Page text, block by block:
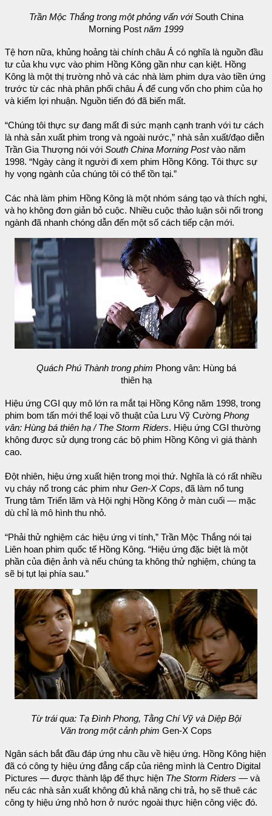
Trần Mộc Thắng trong một phỏng vấn vớiSouth China
Morning Post năm 1999
Tệ hơn nữa, khủng hoảng tài chính châu Á có nghĩa là nguồn đầu
tư của khu vực vào phim Hồng Kông gần như cạn kiệt. Hồng
Kông là một thị trường nhỏ và các nhà làm phim dựa vào tiền ứng
trước từ các nhà phân phối châu Á để cung vốn cho phim của họ
và kiếm lợi nhuận. Nguồn tiến đó đã biến mất.
“Chúng tôi thực sự đang mất đi sức mạnh cạnh tranh với tư cách
là nhà sản xuất phim trong và ngoài nước,” nhà sản xuất/đạo diễn
Trần Gia Thượng nói với South China Morning Postvào năm
1998. “Ngày càng ít người đi xem phim Hồng Kông. Tôi thực sự
hy vọng ngành của chúng tôi có thể tồn tại.”
Các nhà làm phim Hồng Kông là một nhóm sáng tạo và thích nghi,
và họ không đơn giản bỏ cuộc. Nhiều cuộc thảo luận sôi nổi trong
ngành đã nhanh chóng dẫn đến một số cách tiếp cận mới.
Quách Phú Thành trong phim Phong vân: Hùng bá
thiên hạ
Hiệu ứng CGI quy mô lớn ra mắt tại Hồng Kông năm 1998, trong
phim bom tấn mới thể loại võ thuật của Lưu Vỹ Cường Phong
vân: Hùng bá thiên hạ / The Storm Riders. Hiệu ứng CGI thường
không được sử dụng trong các bộ phim Hồng Kông vì giá thành
cao.
Đột nhiên, hiệu ứng xuất hiện trong mọi thứ. Nghĩa là có rất nhiều
vụ cháy nổ trong các phim như Gen-X Cops, đã làm nổ tung
Trung tâm Triển lãm và Hội nghị Hồng Kông ở màn cuối — mặc
dù chỉ là mô hình thu nhỏ.
“Phải thử nghiệm các hiệu ứng vi tính,” Trần Mộc Thắng nói tại
Liên hoan phim quốc tế Hồng Kông. “Hiệu ứng đặc biệt là một
phần của điện ảnh và nếu chúng ta không thử nghiệm, chúng ta
sẽ bị tụt lại phía sau.”
Từ trái qua: Tạ Đình Phong, Tằng Chí Vỹ và Diệp Bội
Văn trong một cảnh phim Gen-X Cops
Ngân sách bắt đầu đáp ứng nhu cầu về hiệu ứng. Hồng Kông hiện
đã có công ty hiệu ứng đẳng cấp của riêng mình là Centro Digital
Pictures — được thành lập để thực hiện The Storm Riders — và
nếu các nhà sản xuất không đủ khả năng chi trả, họ sẽ thuê các
công ty hiệu ứng nhỏ hơn ở nước ngoài thực hiện công việc đó.